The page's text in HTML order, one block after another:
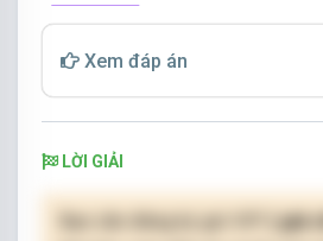
Xem đáp án
LỜI GIẢI
( giá